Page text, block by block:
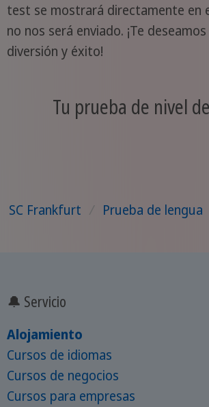
test se mostrará directamente en
no nos será enviado. ¡Te
diversión y éxito!
Tu prueba de nivel
SC Frankfurt / Prueba de lengua
🔔 Servicio
Alojamiento
Cursos de idiomas
Cursos de negocios
Cursos para empresas